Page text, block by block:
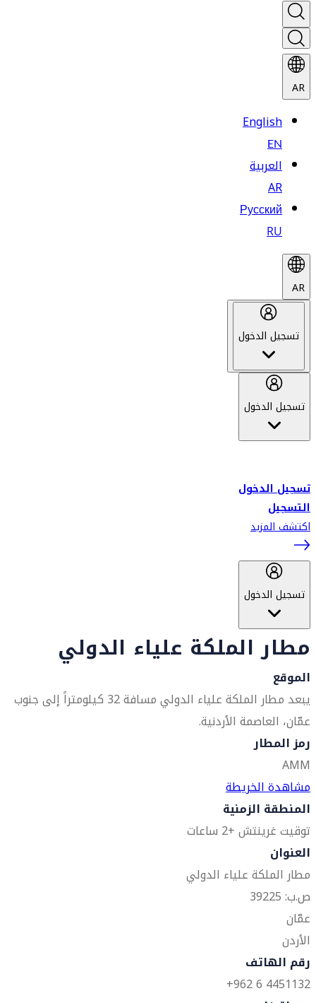
AR
English
EN
العربية
AR
Русский
RU
AR
تسجيل الدخول
تسجيل الدخول
تسجيل الدخول
التسجيل
اكتشف المزيد
تسجيل الدخول
مطار الملكة علياء الدولي
الموقع
يبعد مطار الملكة علياء الدولي مسافة 32 كيلومتراً إلى جنوب
عمّان، العاصمة الأردنية.
رمز المطار
AMM
مشاهدة الخريطة
المنطقة الزمنية
توقيت غرينتش +2 ساعات
العنوان
مطار الملكة علياء الدولي
ص.ب: 39225
عمّان
الأردن
رقم الهاتف
4451132 6 962+